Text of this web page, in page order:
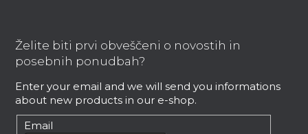
Želite biti prvi obveščeni o novostih in
posebnih ponudbah?
Enter your email and we will send you informations
about new products in our e-shop.
Email